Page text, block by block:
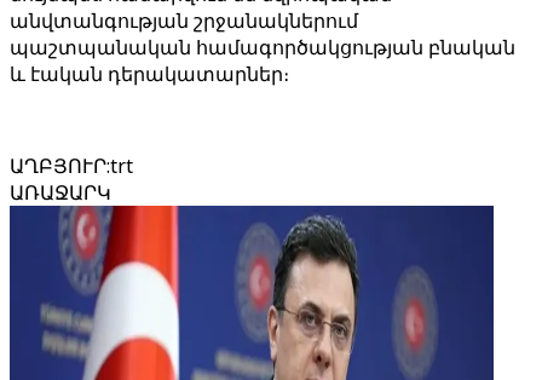
անվտանգության շրջանակներում
պաշտպանական համագործակցության բնական
և էական դերակատարներ։
ԱՂԲՅՈՒՐ:trt
ԱՌԱՋԱՐԿ